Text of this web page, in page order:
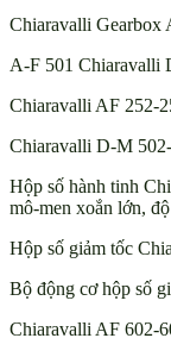
Chiaravalli
A-F 501 Chiaravalli
Chiaravalli AF 252-
Chiaravalli D-M
Hộp số hành tinh
mô-men xoắn lớn,
Hộp số giảm tốc
Bộ động cơ hộp số
Chiaravalli AF 602-